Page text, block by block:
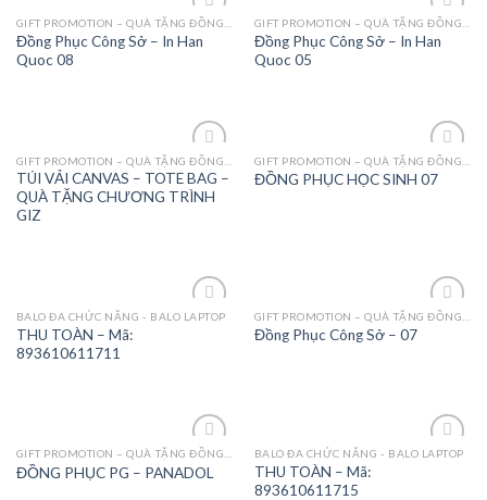
Wishlist
GIFT PROMOTION – QUÀ TẶNG ĐỒNG PHỤC - MAY MẶC
Đồng Phục Công Sở – In Han
Quoc 08
Wishlist
GIFT PROMOTION – QUÀ TẶNG ĐỒNG PHỤC - MAY MẶC
Đồng Phục Công Sở – In Han
Quoc 05
Add to
Wishlist
TÚI VẢI CANVAS – TOTE BAG –
QUÀ TẶNG CHƯƠNG TRÌNH
GIZ
Add to
Wishlist
ĐỒNG PHỤC HỌC SINH 07
Add to
BALO ĐA CHỨC NĂNG - BALO LAPTOP
THU TOÀN – Mã:
893610611711
Add to
Wishlist
Đồng Phục Công Sở – 07
Add to
Wishlist
ĐỒNG PHỤC PG – PANADOL
Add to
BALO ĐA CHỨC NĂNG - BALO LAPTOP
THU TOÀN – Mã:
893610611715